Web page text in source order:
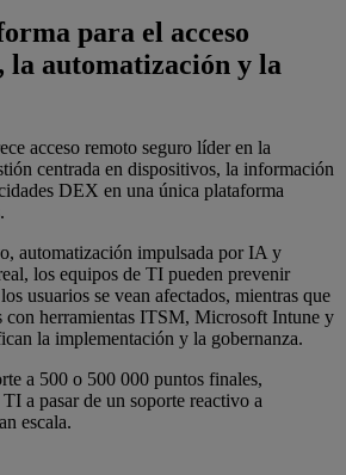
para el acceso
la automatización y la
acceso remoto seguro líder en la
centrada en dispositivos, la información
DEX en una única plataforma
automatización impulsada por IA y
los equipos de TI pueden prevenir
usuarios se vean afectados, mientras que
con herramientas ITSM, Microsoft Intune y
la implementación y la gobernanza.
a 500 o 500 000 puntos finales,
a pasar de un soporte reactivo a
escala.